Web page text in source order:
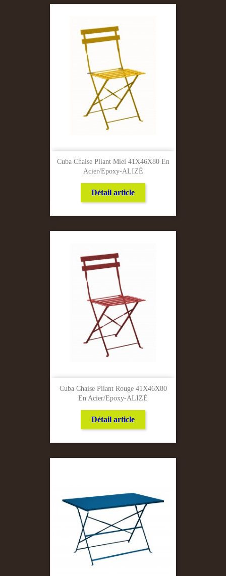
Cuba Chaise Pliant Miel 41X46X80 En
Acier/Epoxy-ALIZÉ
Détail article
Cuba Chaise Pliant Rouge 41X46X80
En Acier/Epoxy-ALIZÉ
Détail article